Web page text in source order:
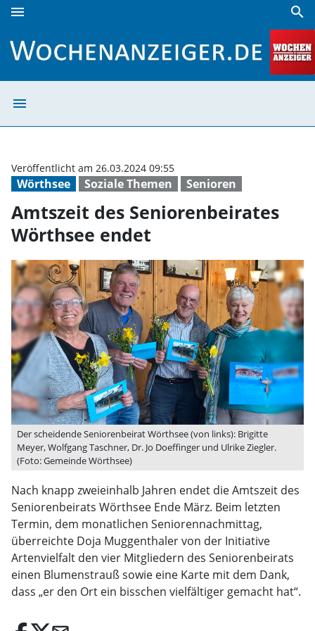
menu search
menu
Wörthsee Soziale Themen Senioren
Veröffentlicht am 26.03.2024 09:55
Amtszeit des Seniorenbeirates
Wörthsee endet
Der scheidende Seniorenbeirat Wörthsee (von links): Brigitte
Meyer, Wolfgang Taschner, Dr. Jo Doeffinger und Ulrike Ziegler.
(Foto: Gemeinde Wörthsee)
Nach knapp zweieinhalb Jahren endet die Amtszeit des
Seniorenbeirats Wörthsee Ende März. Beim letzten
Termin, dem monatlichen Seniorennachmittag,
überreichte Doja Muggenthaler von der Initiative
Artenvielfalt den vier Mitgliedern des Seniorenbeirats
einen Blumenstrauß sowie eine Karte mit dem Dank,
dass „er den Ort ein bisschen vielfältiger gemacht hat“.